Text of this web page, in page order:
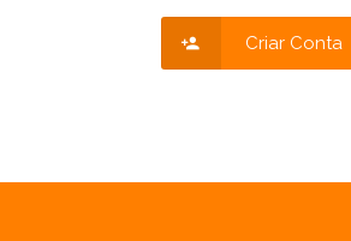
Criar Conta